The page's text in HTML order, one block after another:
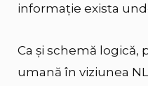
informație exista
Ca și schemă logică,
umană în viziunea